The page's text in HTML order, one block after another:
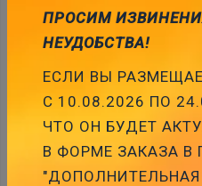
00012736 Artikuls:
stāvoklis: 21
Pievienot
ПРОСИМ
НЕУДОБСТВА!
ЕСЛИ ВЫ
С 10.08.2026 ПО
ЧТО ОН БУДЕТ
В ФОРМЕ ЗАКАЗА В